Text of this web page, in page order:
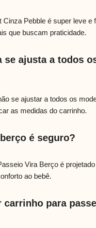
Cinza Pebble é super leve e
que buscam praticidade.
se ajusta a todos
se ajustar a todos os
as medidas do carrinho.
é seguro?
Vira Berço é
ao bebê.
carrinho para